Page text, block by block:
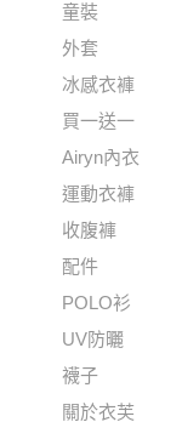
童裝
外套
冰感衣褲
買一送一
Airyn內衣
運動衣褲
收腹褲
配件
POLO衫
UV防曬
襪子
關於衣芙